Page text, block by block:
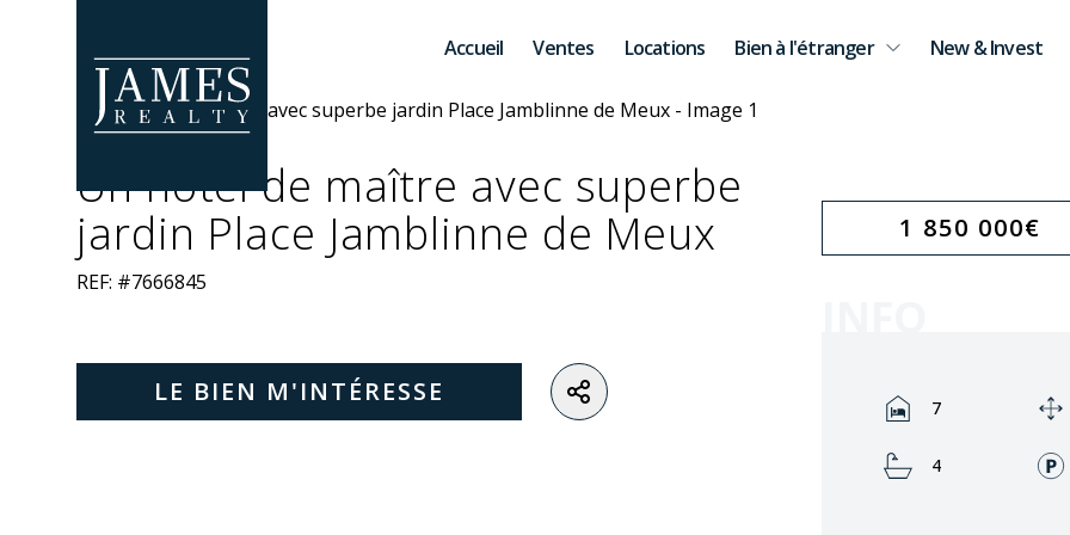
Accueil
Ventes Locations Bien à l'étranger New & Invest
Un hôtel de maître avec superbe
jardin Place Jamblinne de Meux
REF: #7666845
LE BIEN M'INTÉRESSE
1 850 000€
Rooms:
7
Bathrooms:
4